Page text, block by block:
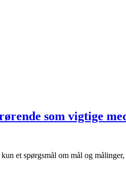
som vigtige
et spørgsmål om mål og målinger,